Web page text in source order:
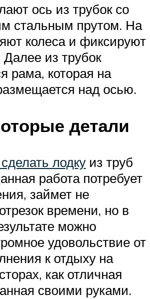
ось из трубок со
стальным прутом. На
колеса и фиксируют
из трубок
рама, которая на
над осью.
детали
лодку из труб
работа потребует
займет не
времени, но в
можно
удовольствие от
к отдыху на
как отличная
своими руками.